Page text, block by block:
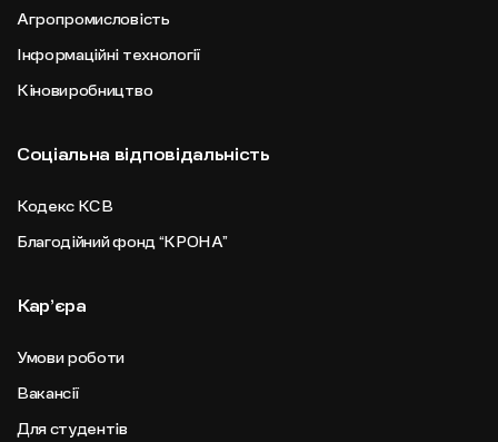
Агропромисловість
Інформаційні технології
Кіновиробництво
Соціальна відповідальність
Кодекс КСВ
Благодійний фонд “КРОНА”
Карʼєра
Умови роботи
Вакансії
Для студентів